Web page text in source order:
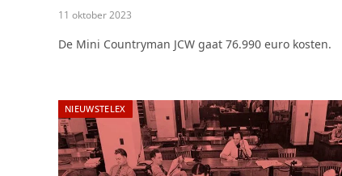
11 oktober 2023
De Mini Countryman JCW gaat 76.990 euro kosten.
NIEUWSTELEX